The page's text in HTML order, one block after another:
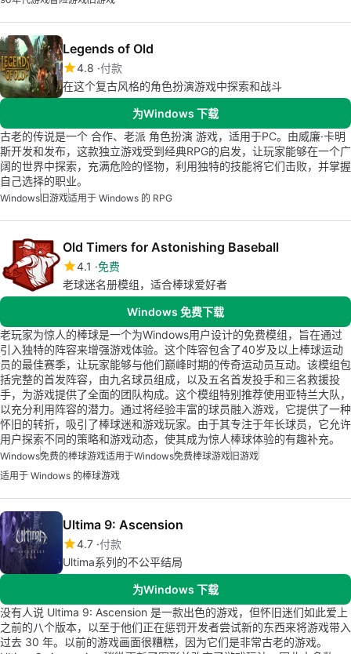
Legends of Old
4.8 付款
在这个复古风格的角色扮演游戏中探索和战斗
为Windows 下载
古老的传说是一个 合作、老派 角色扮演 游戏，适用于PC。由威廉·卡明
斯开发和发布，这款独立游戏受到经典RPG的启发，让玩家能够在一个广
阔的世界中探索，充满危险的怪物，利用独特的技能将它们击败，并掌握
自己选择的职业。
Windows旧游戏适用于 Windows 的 RPG
Old Timers for Astonishing Baseball
4.1 免费
老球迷名册模组，适合棒球爱好者
Windows 免费下载
老玩家为惊人的棒球是一个为Windows用户设计的免费模组，旨在通过
引入独特的阵容来增强游戏体验。这个阵容包含了40岁及以上棒球运动
员的最佳赛季，让玩家能够与他们巅峰时期的传奇运动员互动。该模组包
括完整的首发阵容，由九名球员组成，以及五名首发投手和三名救援投
手，为游戏提供了全面的团队构成。这个模组特别推荐使用亚特兰大队，
以充分利用阵容的潜力。通过将经验丰富的球员融入游戏，它提供了一种
怀旧的转折，吸引了棒球迷和游戏玩家。由于其专注于年长球员，它允许
用户探索不同的策略和游戏动态，使其成为惊人棒球体验的有趣补充。
Windows免费的棒球游戏适用于Windows免费棒球游戏旧游戏
适用于 Windows 的棒球游戏
Ultima 9: Ascension
4.7 付款
Ultima系列的不公平结局
为Windows 下载
没有人说 Ultima 9: Ascension 是一款出色的游戏，但怀旧迷们如此爱上
之前的八个版本，以至于他们正在惩罚开发者尝试新的东西来将游戏带入
过去 30 年。以前的游戏画面很糟糕，因为它们是非常古老的游戏。